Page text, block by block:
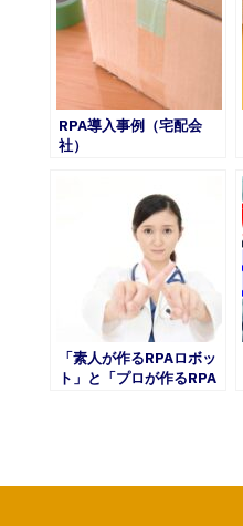
RPA導入事例（宅配会
社）
「素人が作るRPAロボッ
ト」と「プロが作るRPA